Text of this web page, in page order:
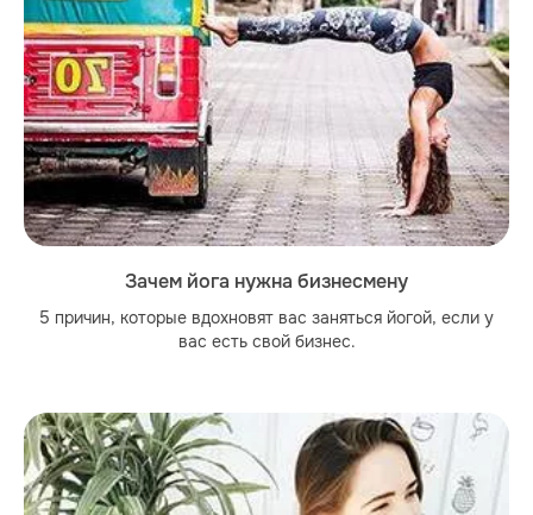
Зачем йога нужна бизнесмену
5 причин, которые вдохновят вас заняться йогой, если у
вас есть свой бизнес.